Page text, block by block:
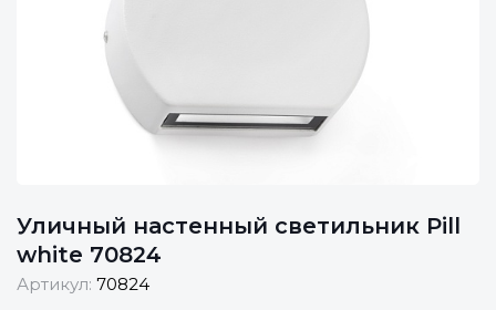
Уличный настенный светильник Pill
white 70824
Артикул: 70824